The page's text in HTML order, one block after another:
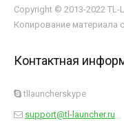
Copyright © 2013-2022
Копирование материала
Контактная
tllauncherskype
support@tl-launcher.ru